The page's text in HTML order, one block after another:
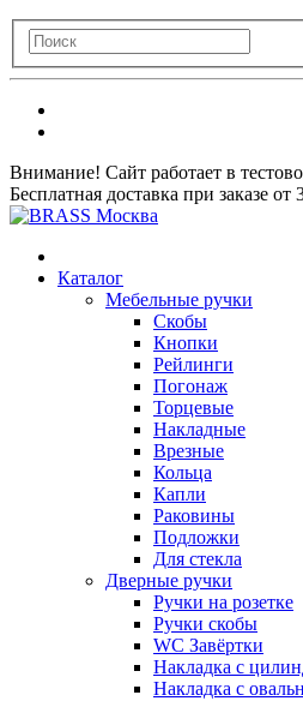
Внимание! Сайт работает в
Бесплатная доставка при заказе от
Каталог
Мебельные ручки
Скобы
Кнопки
Рейлинги
Погонаж
Торцевые
Накладные
Врезные
Кольца
Капли
Раковины
Подложки
Для стекла
Дверные ручки
Ручки на розетке
Ручки скобы
WC Завёртки
Накладка с
Накладка с